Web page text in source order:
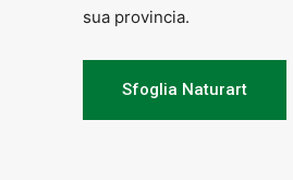
sua provincia.
Sfoglia Naturart